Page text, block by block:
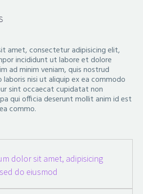
amet, consectetur adipisicing elit,
incididunt ut labore et dolore
ad minim veniam, quis nostrud
nisi ut aliquip ex ea commodo
sint occaecat cupidatat non
qui officia deserunt mollit anim id est
commo.
dolor sit amet, adipisicing
do eiusmod